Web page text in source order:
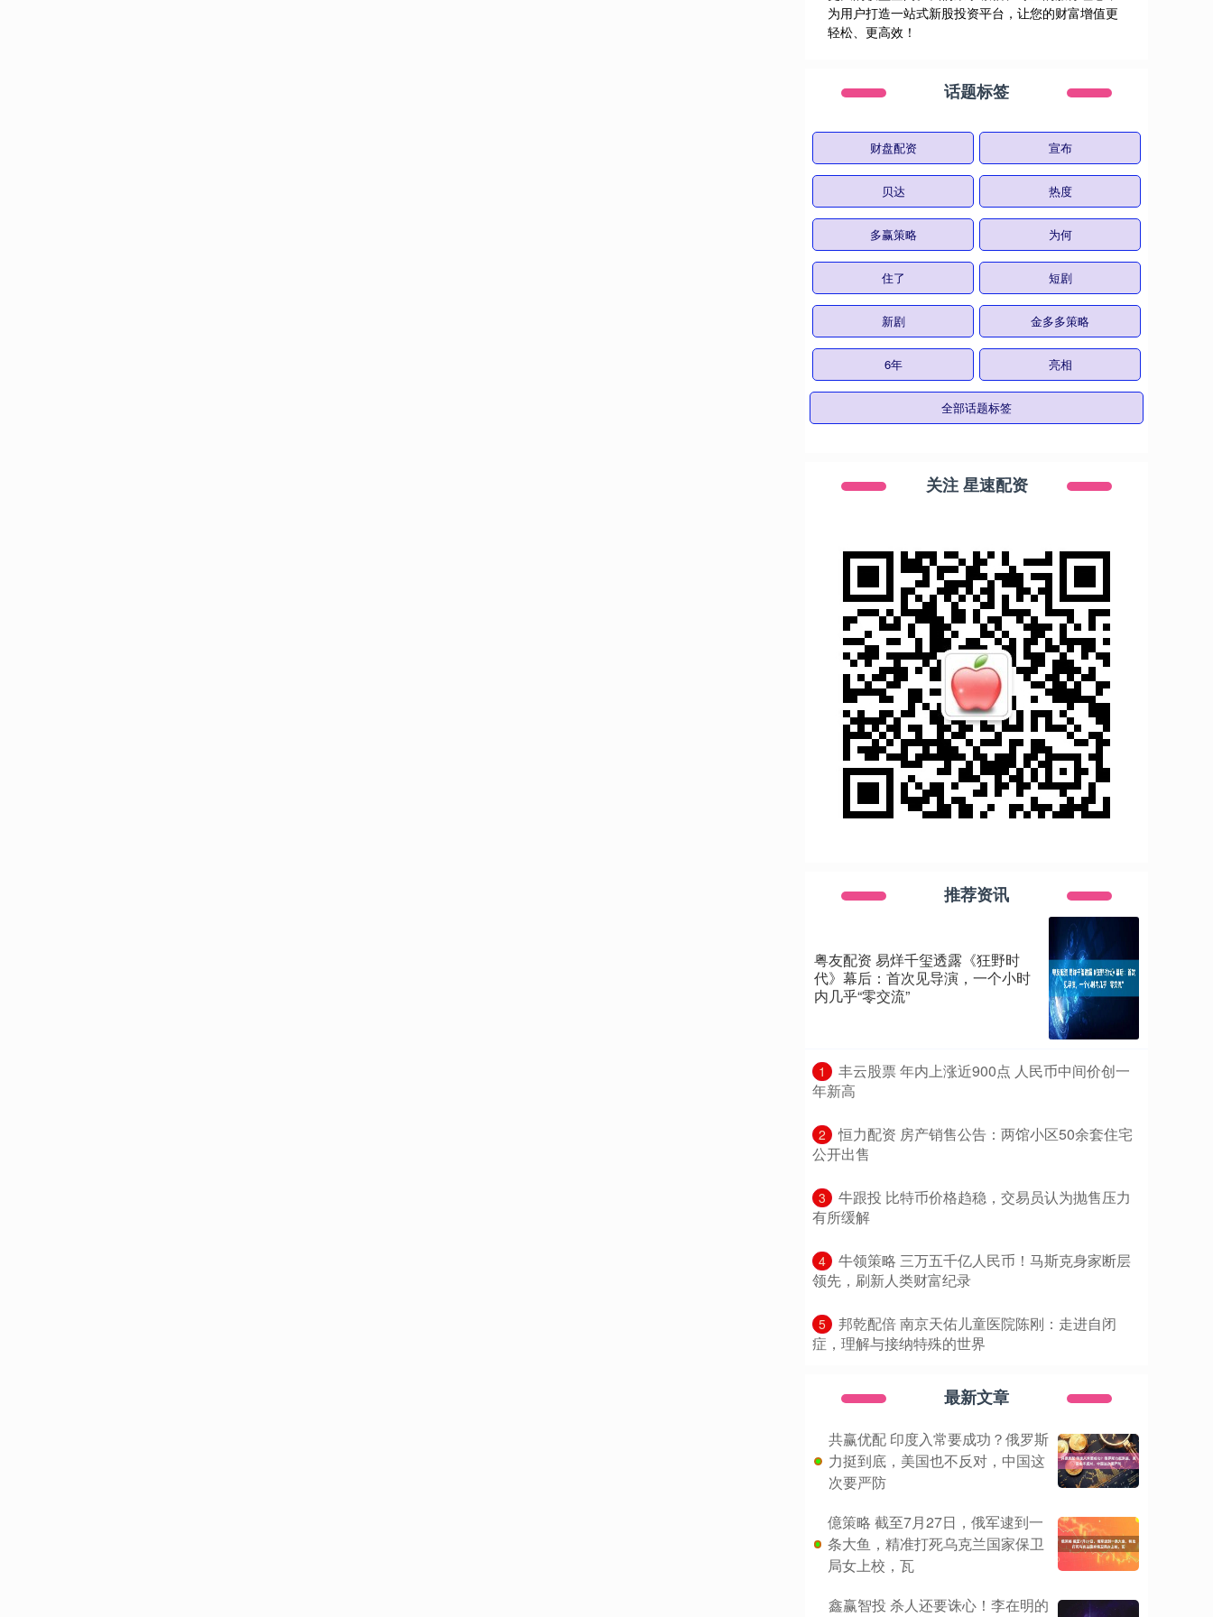
为用户打造一站式新股投资平台，让您的财富增值更
轻松、更高效！
话题标签
财盘配资 宣布
贝达 热度
多赢策略 为何
住了 短剧
新剧 金多多策略
6年 亮相
全部话题标签
关注 星速配资
推荐资讯
粤友配资 易烊千玺透露《狂野时
代》幕后：首次见导演，一个小时
内几乎“零交流”
1
​丰云股票 年内上涨近900点 人民币中间价创一
年新高
2
​恒力配资 房产销售公告：两馆小区50余套住宅
公开出售
3
​牛跟投 比特币价格趋稳，交易员认为抛售压力
有所缓解
4
​牛领策略 三万五千亿人民币！马斯克身家断层
领先，刷新人类财富纪录
5
​邦乾配倍 南京天佑儿童医院陈刚：走进自闭
症，理解与接纳特殊的世界
最新文章
共赢优配 印度入常要成功？俄罗斯
力挺到底，美国也不反对，中国这
次要严防
億策略 截至7月27日，俄军逮到一
条大鱼，精准打死乌克兰国家保卫
局女上校，瓦
鑫赢智投 杀人还要诛心！李在明的